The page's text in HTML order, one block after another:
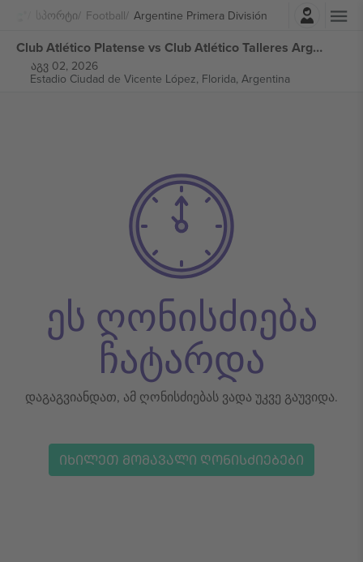
Სპორტი Football Argentine Primera División
შესვლა
Club Atlético Platense vs Club Atlético Talleres Argentine Primera División ბილეთი
აგვ 02, 2026
Estadio Ciudad de Vicente López, Florida, Argentina
ეს ღონისძიება
ჩატარდა
დაგაგვიანდათ, ამ ღონისძიებას ვადა უკვე გაუვიდა.
ᲘᲮᲘᲚᲔᲗ ᲛᲝᲛᲐᲕᲐᲚᲘ ᲦᲝᲜᲘᲡᲫᲘᲔᲑᲔᲑᲘ